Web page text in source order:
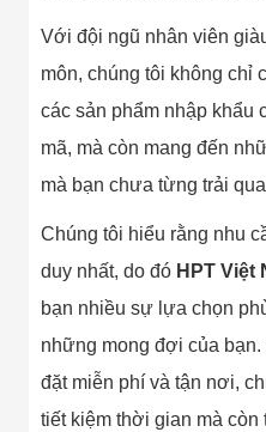
Với đội ngũ nhân viên
môn, chúng tôi không chỉ
các sản phẩm nhập khẩu
mã, mà còn mang đến
mà bạn chưa từng trải
Chúng tôi hiểu rằng nhu
duy nhất, do đó HPT Việt
bạn nhiều sự lựa chọn
những mong đợi của
đặt miễn phí và tận nơi,
tiết kiệm thời gian mà còn